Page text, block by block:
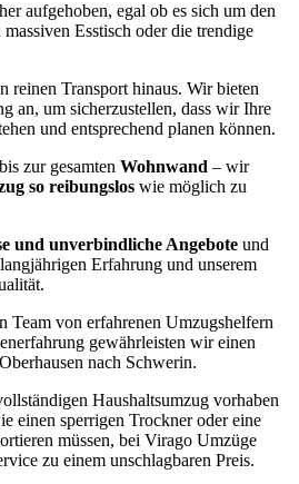
aufgehoben, egal ob es sich um den
Esstisch oder die trendige
reinen Transport hinaus. Wir bieten
an, um sicherzustellen, dass wir Ihre
und entsprechend planen können.
bis zur gesamten Wohnwand – wir
so reibungslos wie möglich zu
und unverbindliche Angebote und
Erfahrung und unserem
Team von erfahrenen Umzugshelfern
gewährleisten wir einen
nach Schwerin.
Haushaltsumzug vorhaben
einen sperrigen Trockner oder eine
müssen, bei Virago Umzüge
zu einem unschlagbaren Preis.